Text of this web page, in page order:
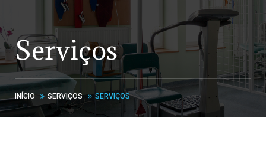
Serviços
INÍCIO SERVIÇOS SERVIÇOS